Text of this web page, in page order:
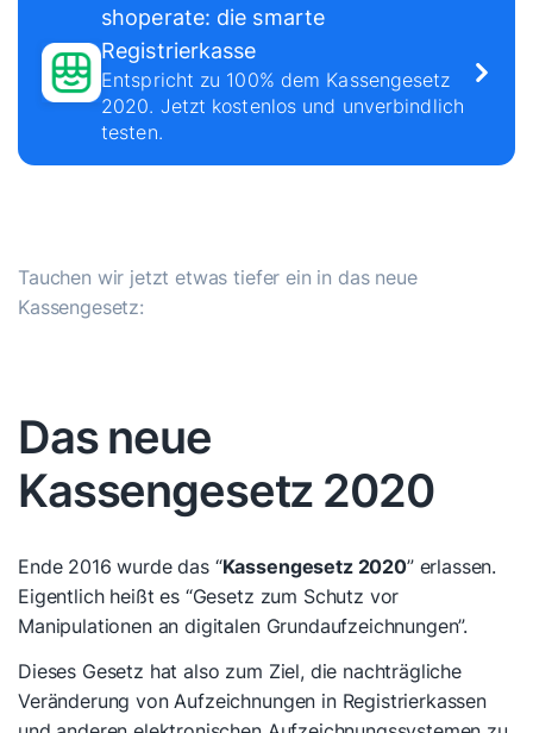
shoperate: die smarte
Registrierkasse
Entspricht zu 100% dem Kassengesetz
2020. Jetzt kostenlos und unverbindlich
testen.
Tauchen wir jetzt etwas tiefer ein in das neue
Kassengesetz:
Das neue
Kassengesetz 2020
Ende 2016 wurde das “Kassengesetz 2020” erlassen.
Eigentlich heißt es “Gesetz zum Schutz vor
Manipulationen an digitalen Grundaufzeichnungen”.
Dieses Gesetz hat also zum Ziel, die nachträgliche
Veränderung von Aufzeichnungen in Registrierkassen